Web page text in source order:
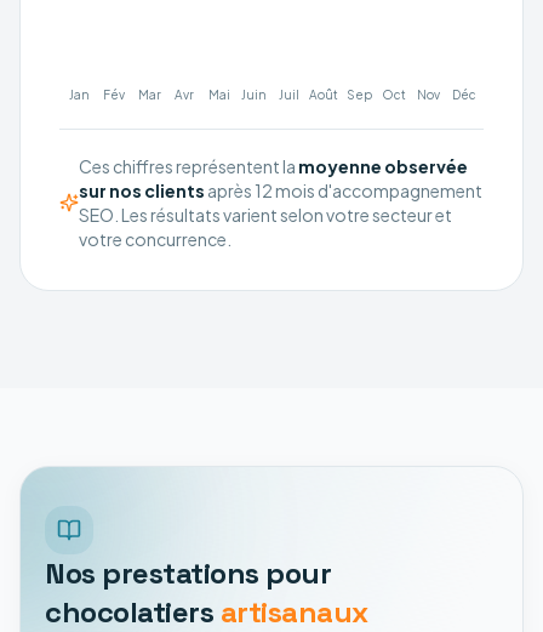
Jan Fév Mar Avr Mai Juin Juil Août Sep Oct Nov Déc
Ces chiffres représentent la moyenne observée
sur nos clients après 12 mois d'accompagnement
SEO. Les résultats varient selon votre secteur et
votre concurrence.
Nos prestations pour
chocolatiers artisanaux